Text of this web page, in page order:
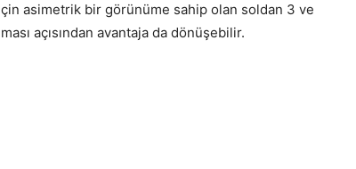
asimetrik bir görünüme sahip olan soldan 3 ve
açısından avantaja da dönüşebilir.